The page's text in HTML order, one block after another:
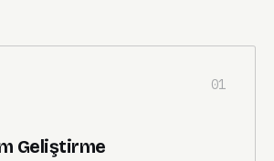
01
Geliştirme